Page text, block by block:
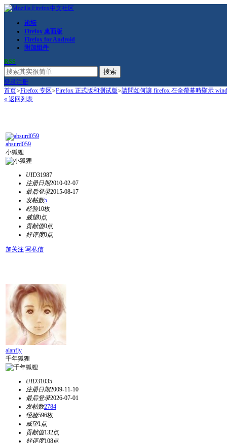
论坛
Firefox 桌面版
Firefox for Android
附加组件
RSS
搜索
登录注册
首页>Firefox 专区>Firefox 正式版和测试版>請問如何讓 firefox 在全螢幕時顯示
« 返回列表
absurd059
小狐狸
UID31987
注册日期2010-02-07
最后登录2015-08-17
发帖数5
经验10枚
威望0点
贡献值0点
好评度0点
加关注 写私信
alanfly
千年狐狸
UID31035
注册日期2009-11-10
最后登录2026-07-01
发帖数2784
经验596枚
威望1点
贡献值132点
好评度108点